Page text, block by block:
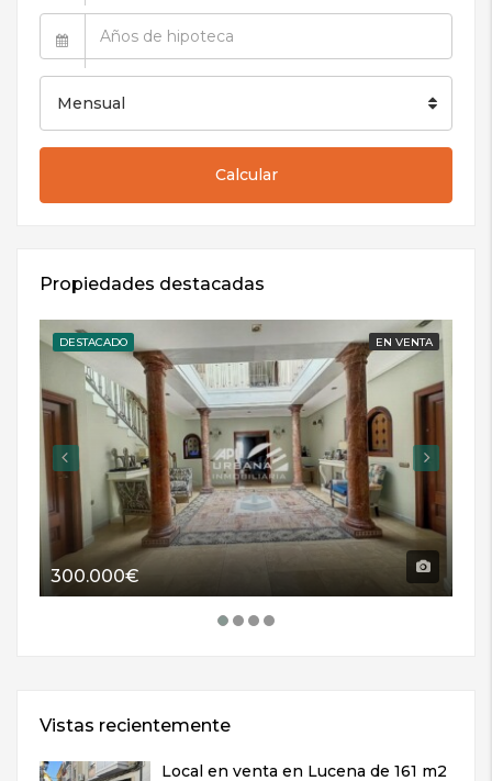
Mensual
Calcular
Propiedades destacadas
DESTACADO EN VENTA
300.000€
Vistas recientemente
Local en venta en Lucena de 161 m2